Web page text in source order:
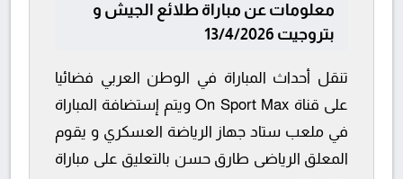
معلومات عن مباراة طلائع الجيش و
بتروجيت 13/4/2026
تنقل أحداث المباراة في الوطن العربي فضائيا
على قناة On Sport Max ويتم إستضافة المباراة
في ملعب ستاد جهاز الرياضة العسكري و يقوم
المعلق الرياضى طارق حسن بالتعليق على مباراة